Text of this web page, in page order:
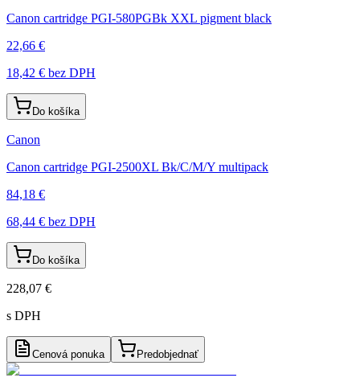
Canon cartridge PGI-580PGBk XXL pigment black
22,66 €
18,42 € bez DPH
Do košíka
Canon
Canon cartridge PGI-2500XL Bk/C/M/Y multipack
84,18 €
68,44 € bez DPH
Do košíka
228,07 €
s DPH
Cenová ponuka Predobjednať